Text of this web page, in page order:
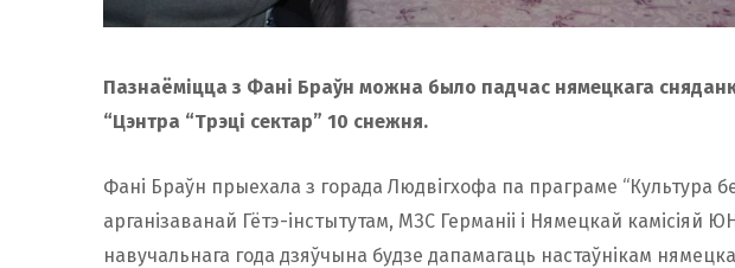
Пазнаёміцца з Фані Браўн можна было падчас нямецкага
“Цэнтра “Трэці сектар” 10 снежня.
Фані Браўн прыехала з горада Людвігхофа па праграме “Культура
арганізаванай Гётэ-інстытутам, МЗС Германіі і Нямецкай камісіяй
навучальнага года дзяўчына будзе дапамагаць настаўнікам